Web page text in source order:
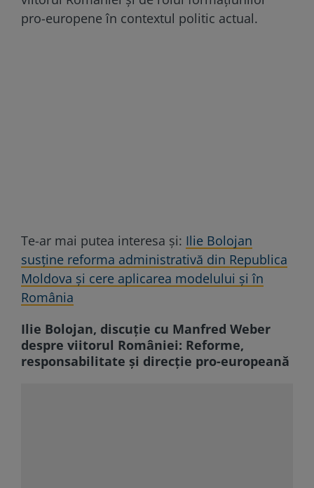
pro-europene în contextul politic actual.
Te-ar mai putea interesa și: Ilie Bolojan
susține reforma administrativă din Republica
Moldova și cere aplicarea modelului și în
România
Ilie Bolojan, discuție cu Manfred Weber
despre viitorul României: Reforme,
responsabilitate și direcție pro-europeană